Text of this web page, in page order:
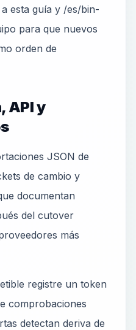
esta guía y /es/bin-
para que nuevos
orden de
API y
JSON de
de cambio y
documentan
del cutover
más
registre un token
comprobaciones
detectan deriva de